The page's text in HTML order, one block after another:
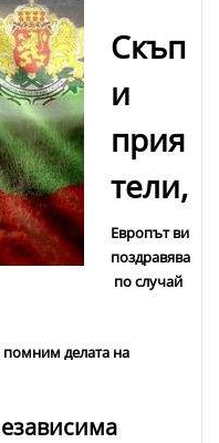
Скъп
и
прия
тели,
Европът ви
поздравява
по случай
делата на